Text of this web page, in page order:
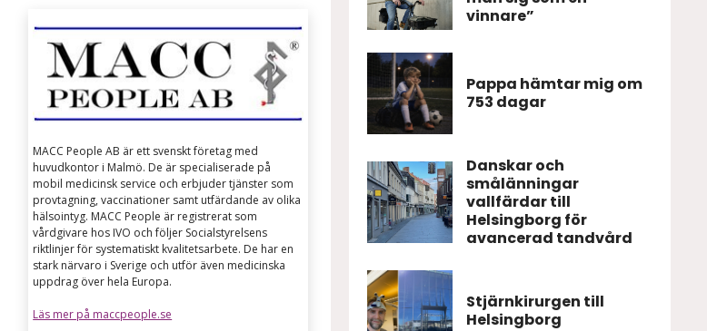
MACC People AB är ett svenskt företag med
huvudkontor i Malmö. De är specialiserade på
mobil medicinsk service och erbjuder tjänster som
provtagning, vaccinationer samt utfärdande av olika
hälsointyg. MACC People är registrerat som
vårdgivare hos IVO och följer Socialstyrelsens
riktlinjer för systematiskt kvalitetsarbete. De har en
stark närvaro i Sverige och utför även medicinska
uppdrag över hela Europa.
Läs mer på maccpeople.se
vinnare”
Pappa hämtar mig om
753 dagar
Danskar och
smålänningar
vallfärdar till
Helsingborg för
avancerad tandvård
Stjärnkirurgen till
Helsingborg